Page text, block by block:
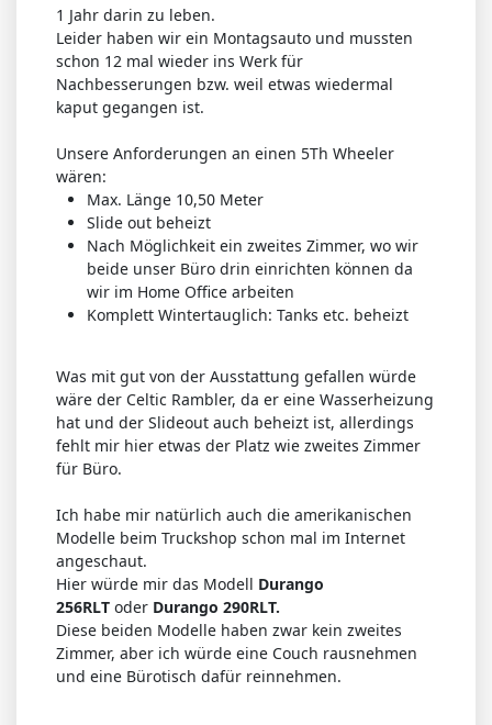
1 Jahr darin zu leben.
Leider haben wir ein Montagsauto und mussten
schon 12 mal wieder ins Werk für
Nachbesserungen bzw. weil etwas wiedermal
kaput gegangen ist.
Unsere Anforderungen an einen 5Th Wheeler
wären:
Max. Länge 10,50 Meter
Slide out beheizt
Nach Möglichkeit ein zweites Zimmer, wo wir
beide unser Büro drin einrichten können da
wir im Home Office arbeiten
Komplett Wintertauglich: Tanks etc. beheizt
Was mit gut von der Ausstattung gefallen würde
wäre der Celtic Rambler, da er eine Wasserheizung
hat und der Slideout auch beheizt ist, allerdings
fehlt mir hier etwas der Platz wie zweites Zimmer
für Büro.
Ich habe mir natürlich auch die amerikanischen
Modelle beim Truckshop schon mal im Internet
angeschaut.
Hier würde mir das Modell Durango
256RLT oder Durango 290RLT.
Diese beiden Modelle haben zwar kein zweites
Zimmer, aber ich würde eine Couch rausnehmen
und eine Bürotisch dafür reinnehmen.